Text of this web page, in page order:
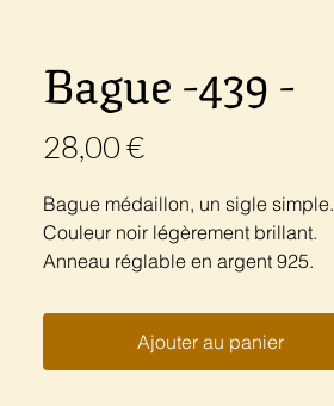
Bague -439 -
28,00 €Prix
Bague médaillon, un sigle simple.
Couleur noir légèrement brillant.
Anneau réglable en argent 925.
Ajouter au panier